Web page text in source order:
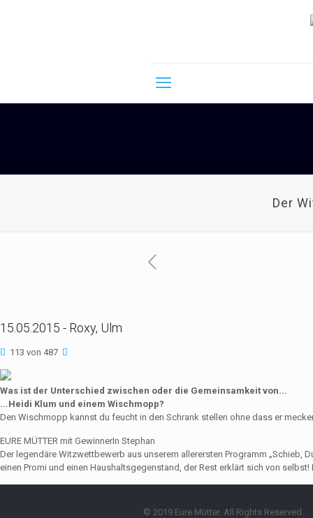
Der
15.05.2015 - Roxy, Ulm
113 von 487
Was ist der Unterschied zwischen oder die Gemeinsamkeit von...
...Heidi Klum und einem Wischmopp?
Den Wischmopp kannst du feucht in den Schrank stellen ohne dass er
EURE MÜTTER mit GewinnerIn Stephan
Der legendäre Witzwettbewerb aus unserem allerersten Programm „Schieb,
einen Promi und einen Haushaltsgegenstand, der Rest erklärt sich von
© 2019 Eure Mütter. All Rights Reserved.